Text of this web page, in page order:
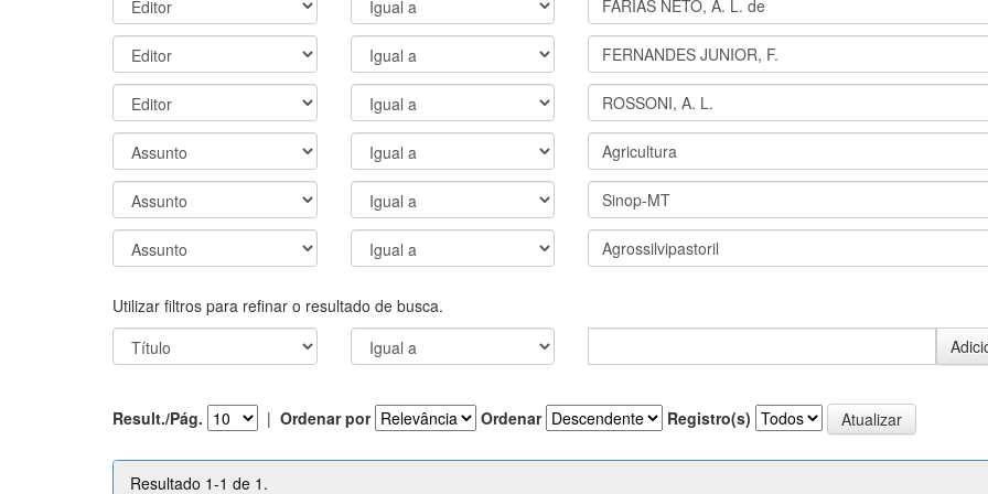
Utilizar filtros para refinar o resultado de busca.
Result./Pág. | Ordenar por Ordenar Registro(s)
Resultado 1-1 de 1.